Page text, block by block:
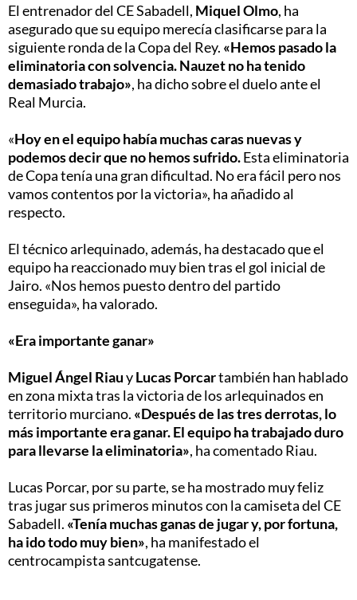
El entrenador del CE Sabadell, MiquelOlmo, ha
asegurado que su equipo merecía clasificarse para la
siguiente ronda de la Copa del Rey. «Hemos pasado la
eliminatoria con solvencia. Nauzet no ha tenido
demasiado trabajo», ha dicho sobre el duelo ante el
Real Murcia.
«Hoy en el equipo había muchas caras nuevas y
podemos decir que no hemos sufrido.Esta eliminatoria
de Copa tenía una gran dificultad. No era fácil pero nos
vamos contentos por la victoria», ha añadido al
respecto.
El técnico arlequinado, además, ha destacado que el
equipo ha reaccionado muy bien tras el gol inicial de
Jairo. «Nos hemos puesto dentro del partido
enseguida», ha valorado.
«Era importante ganar»
Miguel Ángel RiauyLucas Porcartambién han hablado
en zona mixta tras la victoria de los arlequinados en
territorio murciano. «Después de las tres derrotas, lo
más importante era ganar. El equipo ha trabajado duro
para llevarse la eliminatoria», ha comentado Riau.
Lucas Porcar, por su parte, se ha mostrado muy feliz
tras jugar sus primeros minutos con la camiseta del CE
Sabadell. «Tenía muchas ganas de jugar y, por fortuna,
ha ido todo muy bien», ha manifestado el
centrocampista santcugatense.